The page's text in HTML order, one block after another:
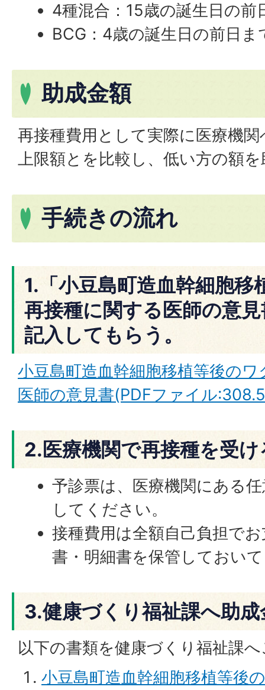
4種混合：15歳の誕生日の前
BCG：4歳の誕生日の前日ま
助成金額
再接種費用として実際に医療機
上限額とを比較し、低い方の額
手続きの流れ
1.「小豆島町造血幹細胞移
再接種に関する医師の意
記入してもらう。
小豆島町造血幹細胞移植等後の
医師の意見書(PDFファイル
2.医療機関で再接種を受け
予診票は、医療機関にある
してください。
接種費用は全額自己負担で
書・明細書を保管しておい
3.健康づくり福祉課へ助
以下の書類を健康づくり福祉課
小豆島町造血幹細胞移植等後